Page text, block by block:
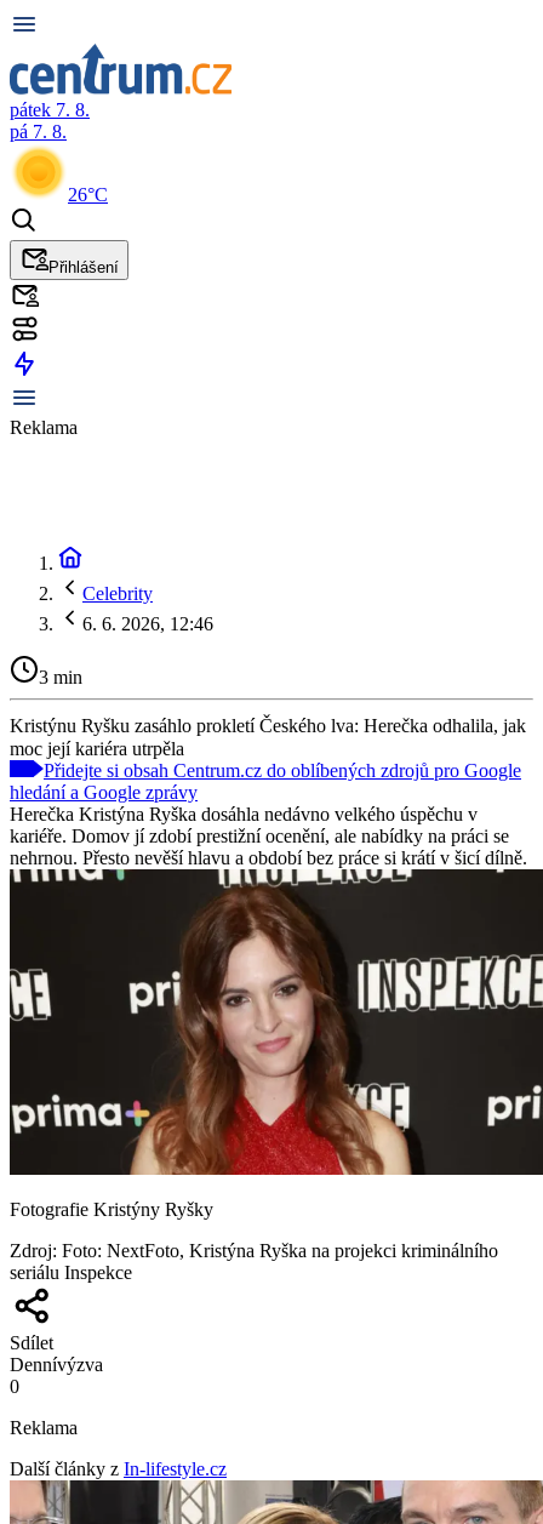
pátek 7. 8.
pá 7. 8.
26°C
Přihlášení
Reklama
Celebrity
6. 6. 2026, 12:46
3 min
Kristýnu Ryšku zasáhlo prokletí Českého lva: Herečka odhalila, jak
moc její kariéra utrpěla
Přidejte si obsah Centrum.cz do oblíbených zdrojů pro Google
hledání a Google zprávy
Herečka Kristýna Ryška dosáhla nedávno velkého úspěchu v
kariéře. Domov jí zdobí prestižní ocenění, ale nabídky na práci se
nehrnou. Přesto nevěší hlavu a období bez práce si krátí v šicí dílně.
Fotografie Kristýny Ryšky
Zdroj: Foto: NextFoto, Kristýna Ryška na projekci kriminálního
seriálu Inspekce
Sdílet
Dennívýzva
0
Reklama
Další články z In-lifestyle.cz